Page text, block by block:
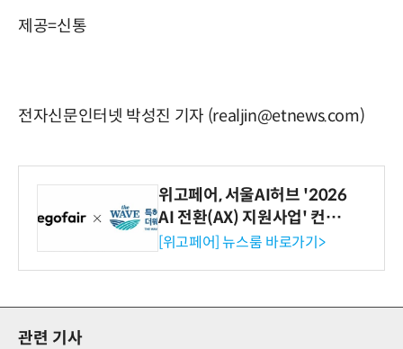
제공=신통
전자신문인터넷 박성진 기자 (realjin@etnews.com)
위고페어, 서울AI허브 '2026
AI 전환(AX) 지원사업' 컨소
시엄 선정
[위고페어] 뉴스룸 바로가기>
관련 기사